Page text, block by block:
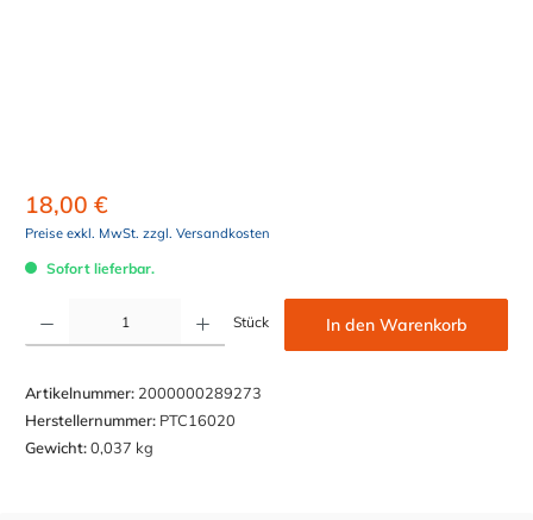
18,00 €
Preise exkl. MwSt. zzgl. Versandkosten
Sofort lieferbar.
Stück In den Warenkorb
Artikelnummer: 2000000289273
Herstellernummer: PTC16020
Gewicht:0,037 kg